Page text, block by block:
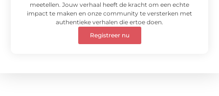
meetellen. Jouw verhaal heeft de kracht om een echte
impact te maken en onze community te versterken met
authentieke verhalen die ertoe doen.
Registreer nu